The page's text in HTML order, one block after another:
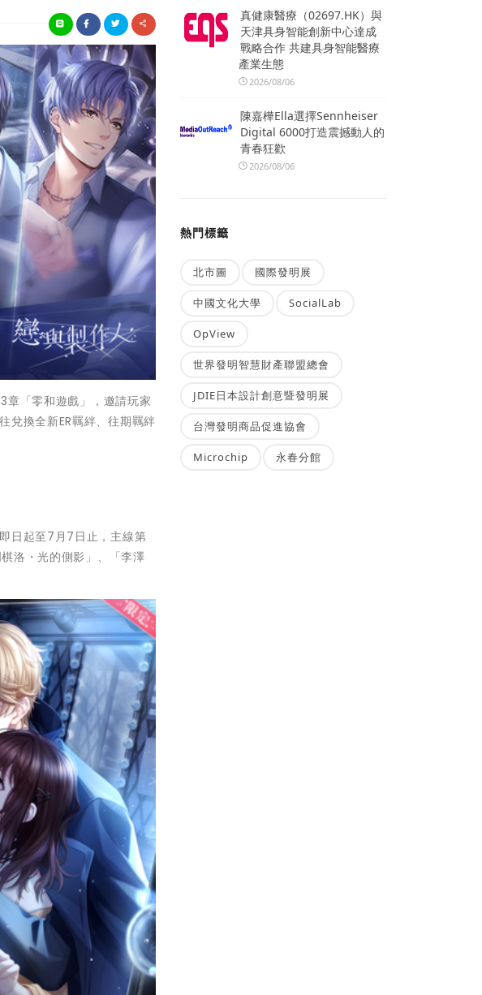
「零和遊戲」，邀請玩家
兌換全新ER羈絆、往期羈絆
日起至7月7日止，主線第
洛・光的側影」、「李澤
真健康醫療（02697.HK）與
天津具身智能創新中心達成
戰略合作 共建具身智能醫療
產業生態
2026/08/06
陳嘉樺Ella選擇Sennheiser
Digital 6000打造震撼動人的
青春狂歡
2026/08/06
熱門標籤
北市圖 國際發明展
中國文化大學 SocialLab
OpView
世界發明智慧財產聯盟總會
JDIE日本設計創意暨發明展
台灣發明商品促進協會
Microchip 永春分館